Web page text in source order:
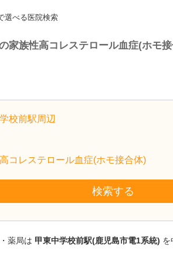
選べる医院検索
家族性高コレステロール血症(ホモ
校前駅周辺
コレステロール血症(ホモ接合体)
検索する
薬局は 甲東中学校前駅(鹿児島市電1系統) を
緑ヶ
新